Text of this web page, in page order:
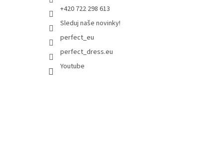
+420 722 298 613
Sleduj naše novinky!
perfect_eu
perfect_dress.eu
Youtube